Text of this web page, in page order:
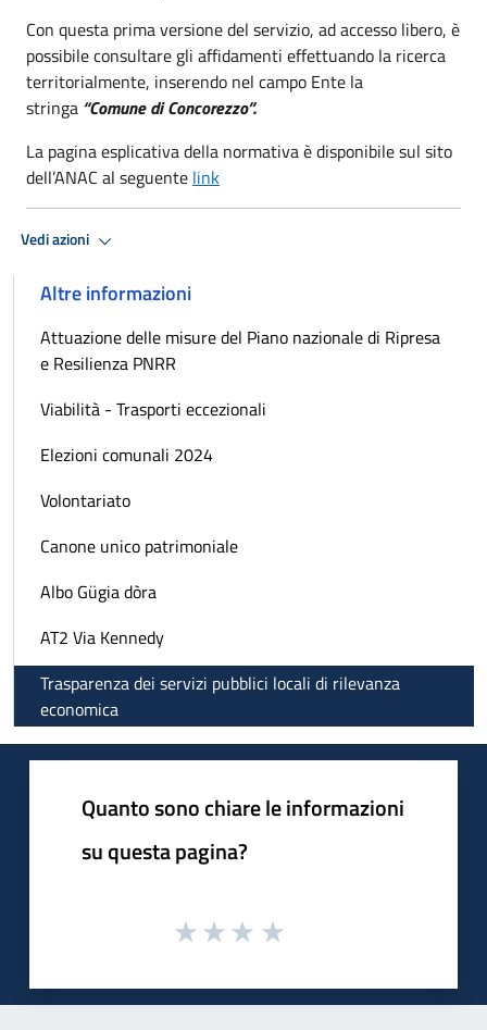
Con questa prima versione del servizio, ad accesso libero, è
possibile consultare gli affidamenti effettuando la ricerca
territorialmente, inserendo nel campo Ente la
stringa “Comune di Concorezzo”.
La pagina esplicativa della normativa è disponibile sul sito
dell’ANAC al seguente link
Vedi azioni
Altre informazioni
Attuazione delle misure del Piano nazionale di Ripresa
e Resilienza PNRR
Viabilità - Trasporti eccezionali
Elezioni comunali 2024
Volontariato
Canone unico patrimoniale
Albo Gügia dòra
AT2 Via Kennedy
Trasparenza dei servizi pubblici locali di rilevanza
economica
Quanto sono chiare le informazioni
su questa pagina?